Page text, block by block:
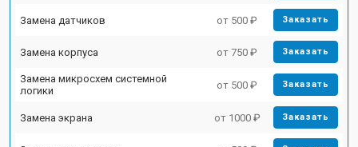
Замена датчиков от 500 ₽ Заказать
Замена корпуса от 750 ₽ Заказать
Замена микросхем системной
логики
от 500 ₽ Заказать
Замена экрана от 1000 ₽ Заказать